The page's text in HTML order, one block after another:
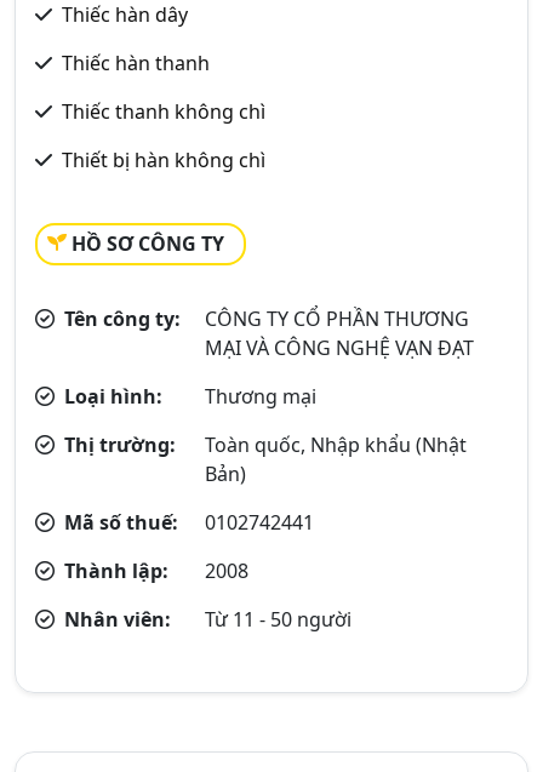
Thiếc hàn dây
Thiếc hàn thanh
Thiếc thanh không chì
Thiết bị hàn không chì
HỒ SƠ CÔNG TY
Tên công ty:
CÔNG TY CỔ PHẦN THƯƠNG
MẠI VÀ CÔNG NGHỆ VẠN ĐẠT
Loại hình:
Thương mại
Thị trường:
Toàn quốc, Nhập khẩu (Nhật
Bản)
Mã số thuế:
0102742441
Thành lập:
2008
Nhân viên:
Từ 11 - 50 người